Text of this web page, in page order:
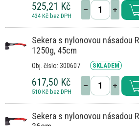
525,21 Kč
434 Kč bez DPH
Sekera s nylonovou násadou
1250g, 45cm
Obj. číslo: 300607 SKLADEM
617,50 Kč
510 Kč bez DPH
Sekera s nylonovou násadou